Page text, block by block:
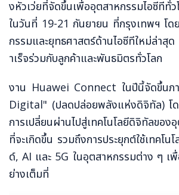
งหัวเว่ยที่จัดขึ้นเพื่ออุตสาหกรรมไอซีทีทั่
ในวันที่ 19-21 กันยายน ที่กรุงเทพฯ โด
กรรมและยุทธศาสตร์ด้านไอซีทีใหม่ล่าสุ
ำเร็จร่วมกับลูกค้าและพันธมิตรทั่วโลก
งาน Huawei Connect ในปีนี้จัดขึ้นภ
Digital" (ปลดปล่อยพลังแห่งดิจิทัล) โด
การเปลี่ยนผ่านไปสู่เทคโนโลยีดิจิทัลขอ
ที่จะเกิดขึ้น รวมถึงการประยุกต์ใช้เทคโน
ด์, AI และ 5G ในอุตสาหกรรมต่าง ๆ เ
ย่างเต็มที่